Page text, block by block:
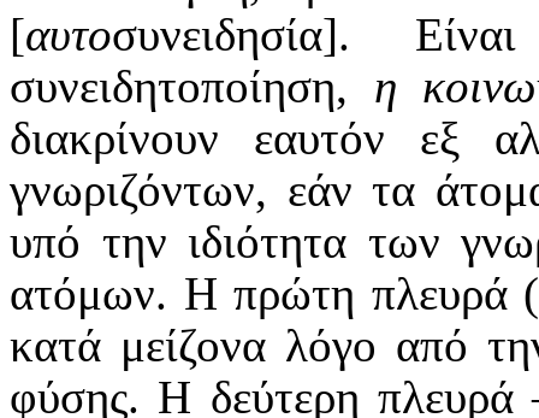
[αυτοσυνειδησία].
συνειδητοποίηση, η
διακρίνουν εαυτόν εξ
γνωριζόντων, εάν τα
υπό την ιδιότητα των
ατόμων. Η πρώτη πλευρά
κατά μείζονα λόγο από
φύσης. Η δεύτερη πλευρά